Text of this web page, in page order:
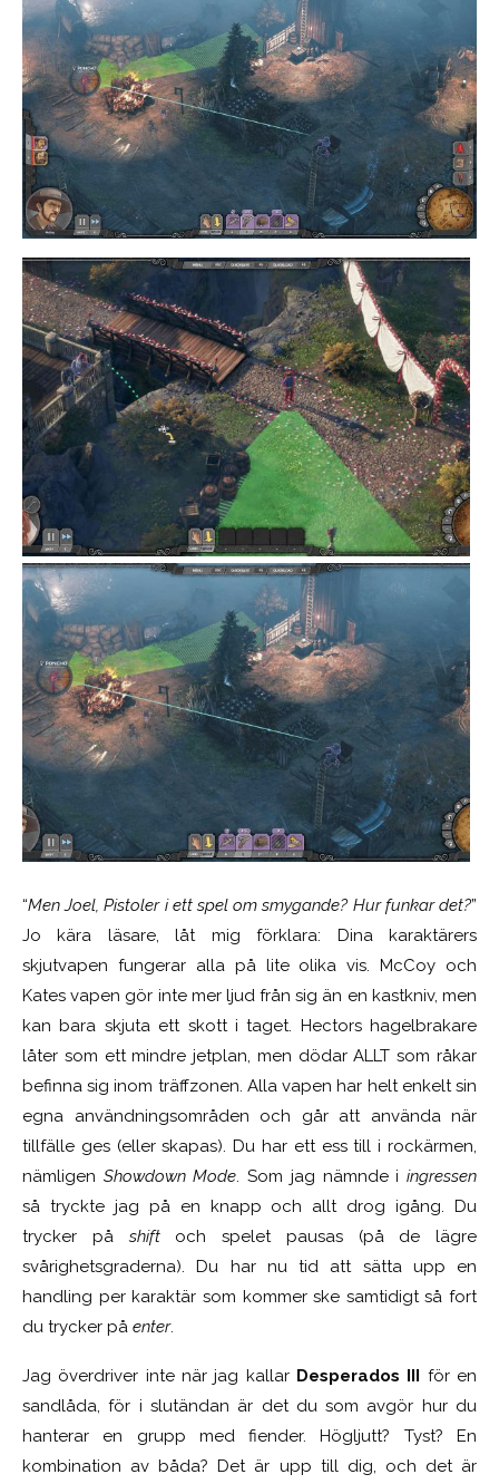
“Men Joel, Pistoler i ett spel om smygande? Hur funkar det?”
Jo kära läsare, låt mig förklara: Dina karaktärers
skjutvapen fungerar alla på lite olika vis. McCoy och
Kates vapen gör inte mer ljud från sig än en kastkniv, men
kan bara skjuta ett skott i taget. Hectors hagelbrakare
låter som ett mindre jetplan, men dödar ALLT som råkar
befinna sig inom träffzonen. Alla vapen har helt enkelt sin
egna användningsområden och går att använda när
tillfälle ges (eller skapas). Du har ett ess till i rockärmen,
nämligen Showdown Mode. Som jag nämnde iingressen
så tryckte jag på en knapp och allt drog igång. Du
trycker på shiftoch spelet pausas (på de lägre
svårighetsgraderna). Du har nu tid att sätta upp en
handling per karaktär som kommer ske samtidigt så fort
du trycker på enter.
Jag överdriver inte när jag kallar Desperados III för en
sandlåda, för i slutändan är det du som avgör hur du
hanterar en grupp med fiender. Högljutt? Tyst? En
kombination av båda? Det är upp till dig, och det är